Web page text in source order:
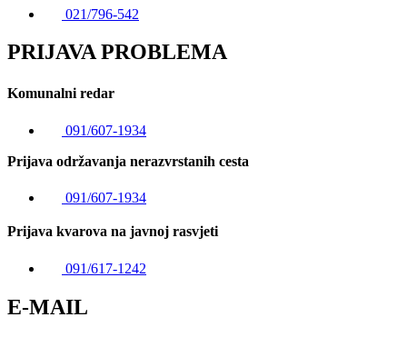
021/796-542
PRIJAVA PROBLEMA
Komunalni redar
091/607-1934
Prijava održavanja nerazvrstanih cesta
091/607-1934
Prijava kvarova na javnoj rasvjeti
091/617-1242
E-MAIL